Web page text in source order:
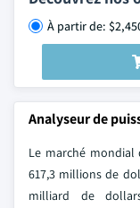
À partir de:
Analyseur de
Le marché mondial
617,3 millions de
milliard de